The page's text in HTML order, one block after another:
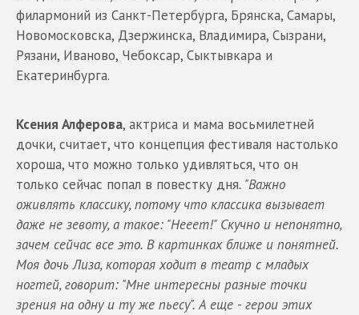
филармоний из Санкт-Петербурга, Брянска, Самары,
Новомосковска, Дзержинска, Владимира, Сызрани,
Рязани, Иваново, Чебоксар, Сыктывкара и
Екатеринбурга.
Ксения Алферова, актриса и мама восьмилетней
дочки, считает, что концепция фестиваля настолько
хороша, что можно только удивляться, что он
только сейчас попал в повестку дня. "Важно
оживлять классику, потому что классика вызывает
даже не зевоту, а такое: "Нееет!" Скучно и непонятно,
зачем сейчас все это. В картинках ближе и понятней.
Моя дочь Лиза, которая ходит в театр с младых
ногтей, говорит: "Мне интересны разные точки
зрения на одну и ту же пьесу". А еще - герои этих